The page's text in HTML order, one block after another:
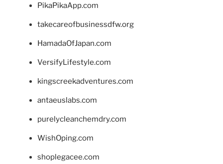
PikaPikaApp.com
takecareofbusinessdfw.org
HamadaOfJapan.com
VersifyLifestyle.com
kingscreekadventures.com
antaeuslabs.com
purelycleanchemdry.com
WishOping.com
shoplegacee.com